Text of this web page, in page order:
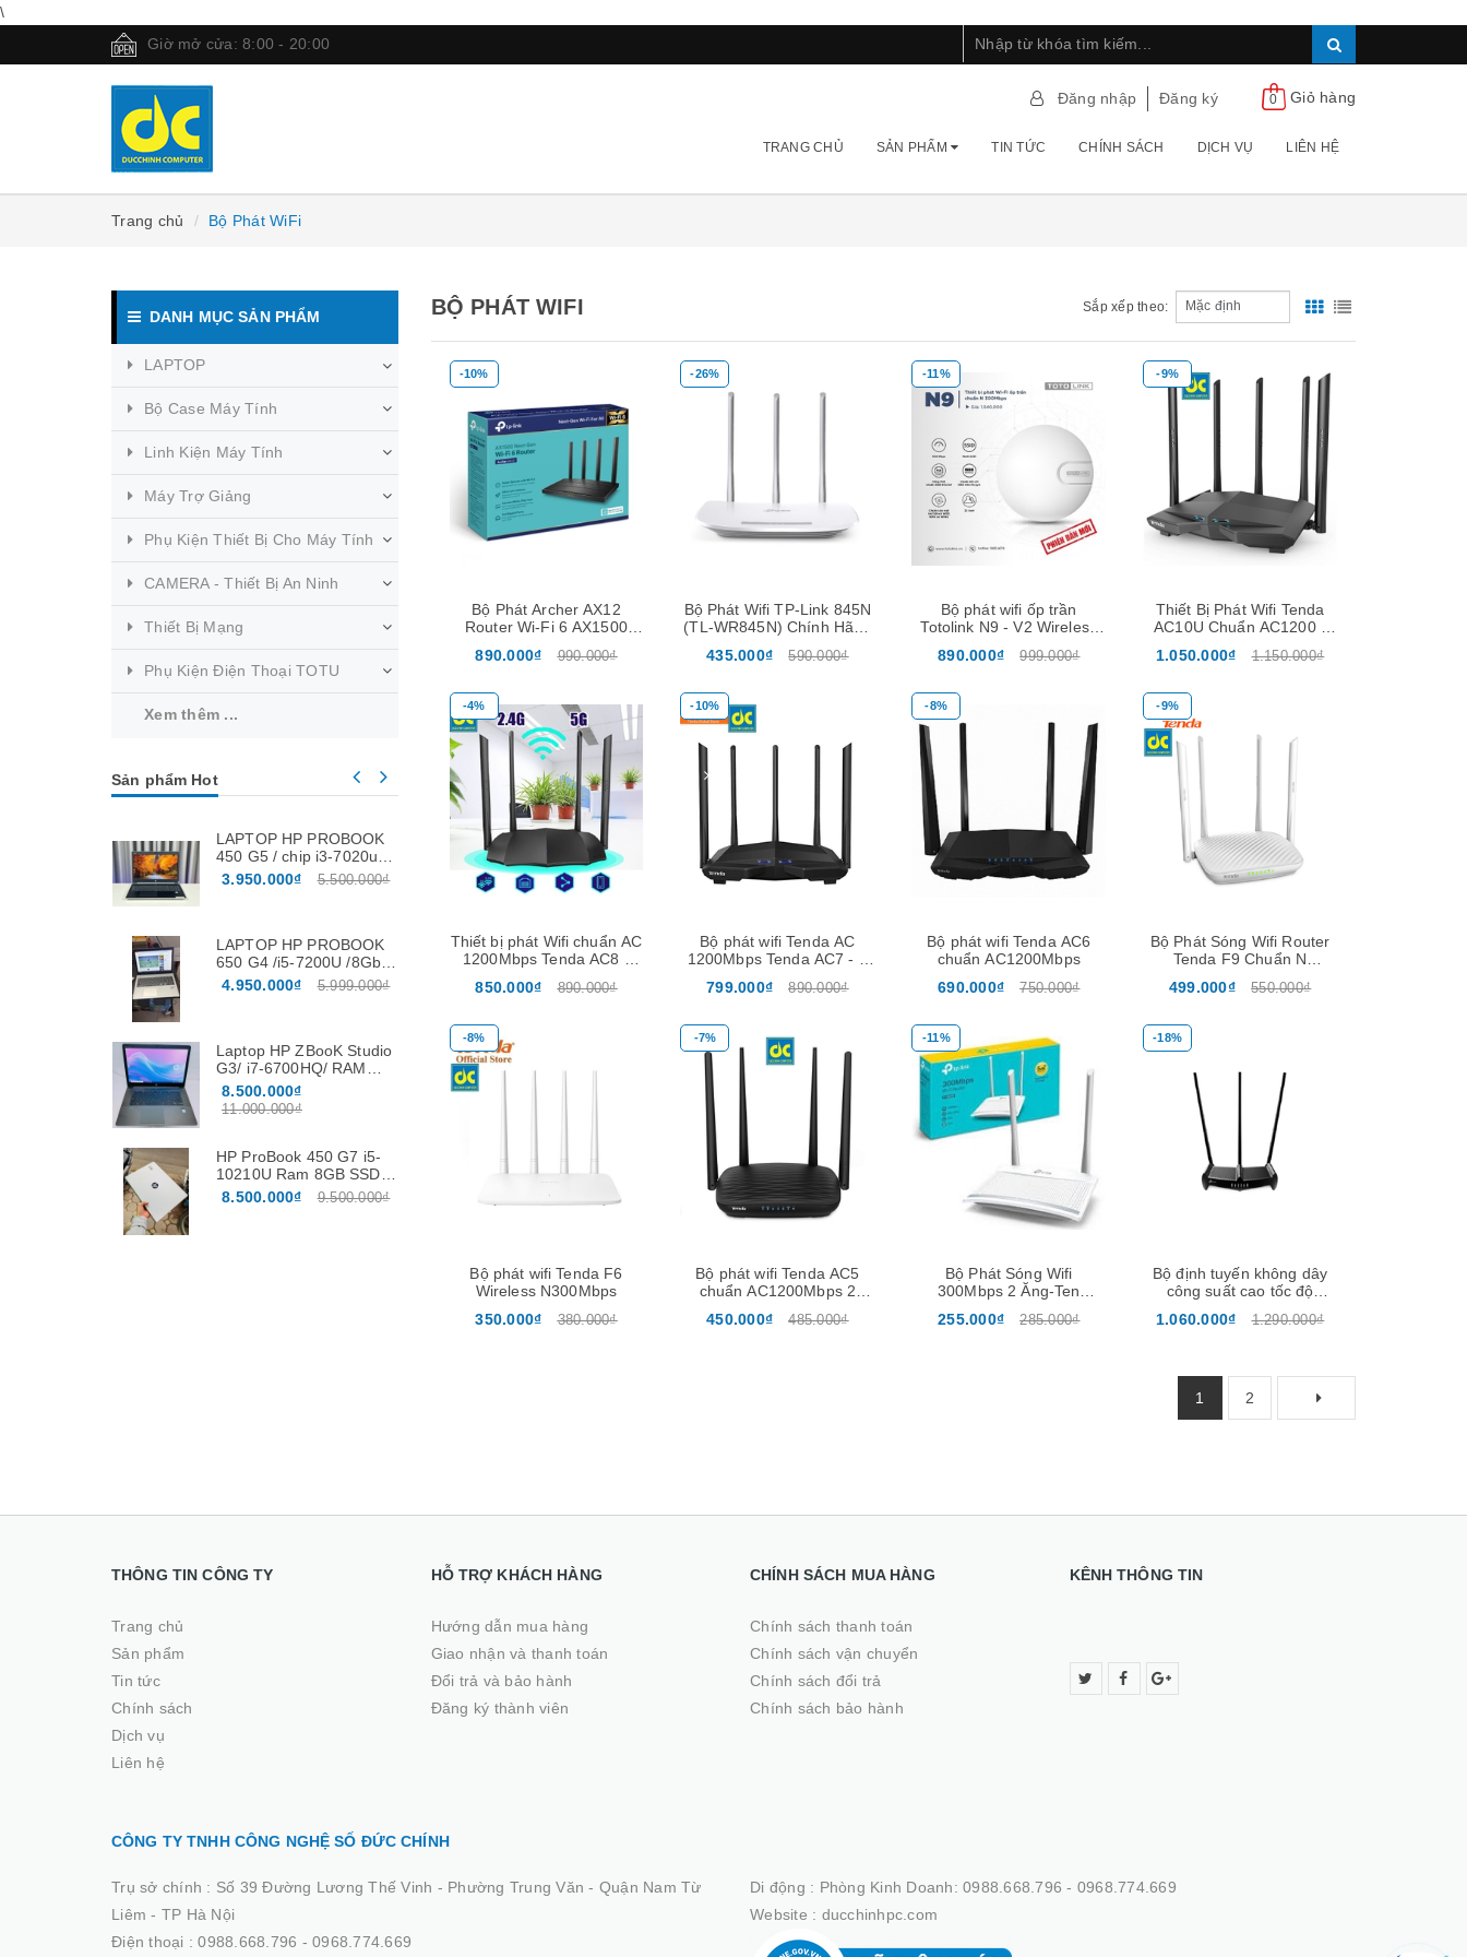
\
Giờ mở cửa: 8:00 - 20:00
Đăng nhập Đăng ký 0 Giỏ hàng
TRANG CHỦ SẢN PHẨM TIN TỨC CHÍNH SÁCH DỊCH VỤ LIÊN HỆ
Trang chủ Bộ Phát WiFi
BỘ PHÁT WIFI Sắp xếp theo:
-10%
Bộ Phát Archer AX12
Router Wi-Fi 6 AX1500
890.000₫ 990.000₫
-26%
Bộ Phát Wifi TP-Link 845N
(TL-WR845N) Chính Hãng
435.000₫ 590.000₫
-11%
Bộ phát wifi ốp trần
Totolink N9 - V2 Wireless
890.000₫ 999.000₫
-9%
Thiết Bị Phát Wifi Tenda
AC10U Chuẩn AC1200 -
1.050.000₫ 1.150.000₫
-4%
Thiết bị phát Wifi chuẩn AC
1200Mbps Tenda AC8 -
850.000₫ 890.000₫
-10%
Mua hàng
Bộ phát wifi Tenda AC
1200Mbps Tenda AC7 - 2
799.000₫ 890.000₫
-8%
Mua hàng
Bộ phát wifi Tenda AC6
chuẩn AC1200Mbps
690.000₫
750.000₫
-9%
Bộ Phát Sóng Wifi Router
Tenda F9 Chuẩn N
Hãng
499.000₫ 550.000₫
-8%
Bộ phát wifi Tenda F6
Wireless N300Mbps
350.000₫
380.000₫
-7%
Mua hàng
Bộ phát wifi Tenda AC5
chuẩn AC1200Mbps 2
450.000₫ 485.000₫
-11%
Bộ Phát Sóng Wifi
300Mbps 2 Ăng-Ten
Hãng
255.000₫ 285.000₫
-18%
Bộ định tuyến không dây
công suất cao tốc độ
WR941HP
1.060.000₫ 1.290.000₫
1 2
DANH MỤC SẢN PHẨM
LAPTOP
Bộ Case Máy Tính
Linh Kiện Máy Tính
Máy Trợ Giảng
Phụ Kiện Thiết Bị Cho Máy Tính
CAMERA - Thiết Bị An Ninh
Thiết Bị Mạng
Phụ Kiện Điện Thoại TOTU
Xem thêm ...
Sản phẩm Hot
LAPTOP HP PROBOOK
450 G5 / chip i3-7020u /
ram 8Gb / ssd 256Gb /
màn 15.6″
3.950.000₫ 5.500.000₫
LAPTOP HP PROBOOK
650 G4 /i5-7200U /8Gb
/256Gb /15.6″
4.950.000₫ 5.999.000₫
Laptop HP ZBooK Studio
G3/ i7-6700HQ/ RAM
16GB / SSD 512GB / Vga
Nvidia Quadro M1000M
4G màn 15.6”FHD
8.500.000₫
11.000.000₫
HP ProBook 450 G7 i5-
10210U Ram 8GB SSD
256GB Màn hình 15.6
Inch
8.500.000₫ 9.500.000₫
Laptop HP Probook
640G5 -
i5/8/256GB/14inch HD
5.900.000₫ 8.500.000₫
Laptop HP Pavilion 15-
CW AMD R3-3300U Ram
8G SSD 256G 15.6 inch
Full HD
8.900.000₫
THÔNG TIN CÔNG TY
Trang chủ
Sản phẩm
Tin tức
Chính sách
Dịch vụ
Liên hệ
HỖ TRỢ KHÁCH HÀNG
Hướng dẫn mua hàng
Giao nhận và thanh toán
Đổi trả và bảo hành
Đăng ký thành viên
CHÍNH SÁCH MUA HÀNG
Chính sách thanh toán
Chính sách vận chuyển
Chính sách đổi trả
Chính sách bảo hành
KÊNH THÔNG TIN
CÔNG TY TNHH CÔNG NGHỆ SỐ ĐỨC CHÍNH
Trụ sở chính : Số 39 Đường Lương Thế Vinh - Phường Trung Văn - Quận Nam Từ
Liêm - TP Hà Nội
Điện thoại :0988.668.796 - 0968.774.669
Di động : Phòng Kinh Doanh: 0988.668.796 - 0968.774.669
Website : ducchinhpc.com